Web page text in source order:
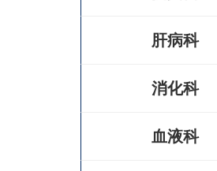
肝病科
消化科
血液科